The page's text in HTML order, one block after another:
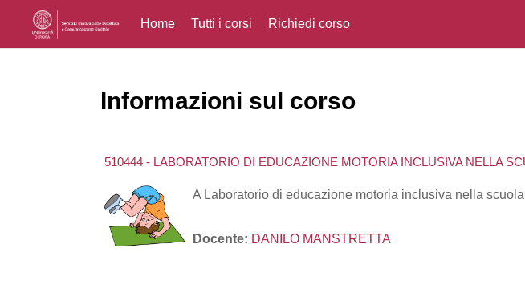
Home Tutti i corsi Richiedi corso
Informazioni sul corso
510444 - LABORATORIO DI EDUCAZIONE MOTORIA INCLUSIVA NELLA
A Laboratorio di educazione motoria inclusiva nella
Docente: DANILO MANSTRETTA